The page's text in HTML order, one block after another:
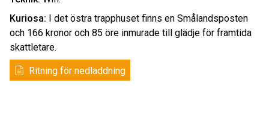
Kuriosa:
I det östra trapphuset finns en Smålandsposten
och 166 kronor och 85 öre inmurade till glädje för framtida
skattletare.
Ritning för nedladdning